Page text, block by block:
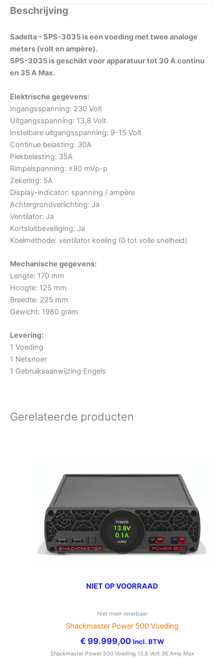
Beschrijving
Sadelta – SPS-3035 is een voeding met twee analoge
meters (volt en ampère).
SPS-3035 is geschikt voor apparatuur tot 30 A continu
en 35 A Max.
Elektrische gegevens:
Ingangsspanning: 230 Volt
Uitgangsspanning: 13,8 Volt
Instelbare uitgangsspanning: 9-15 Volt
Continue belasting: 30A
Piekbelasting: 35A
Rimpelspanning: ≤80 mVp-p
Zekering: 5A
Display-indicator: spanning / ampère
Achtergrondverlichting: Ja
Ventilator: Ja
Kortsluitbeveiliging: Ja
Koelmethode: ventilator koeling (0 tot volle snelheid)
Mechanische gegevens:
Lengte: 170 mm
Hoogte: 125 mm
Breedte: 225 mm
Gewicht: 1980 gram
Levering:
1 Voeding
1 Netsnoer
1 Gebruiksaanwijzing Engels
Gerelateerde producten
NIET OP VOORRAAD
Niet meer leverbaar
Shackmaster Power 500 Voeding
€ 99.999,00 Incl. BTW
Shackmaster Power 500 Voeding 13,8 Volt 36 Amp Max